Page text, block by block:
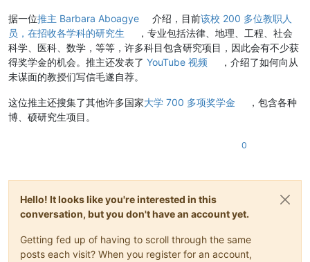
据一位推主 Barbara Aboagye 介绍，目前该校 200 多位教职人
员，在招收各学科的研究生
，专业包括法律、地理、工程、社会
科学、医科、数学，等等，许多科目包含研究项目，因此会有不少获
得奖学金的机会。推主还发表了 YouTube 视频
，介绍了如何向从
未谋面的教授们写信毛遂自荐。
这位推主还搜集了其他许多国家大学 700 多项奖学金
，包含各种
博、硕研究生项目。
0
Hello! It looks like you're interested in this
conversation, but you don't have an account yet.
Getting fed up of having to scroll through the same
posts each visit? When you register for an account,